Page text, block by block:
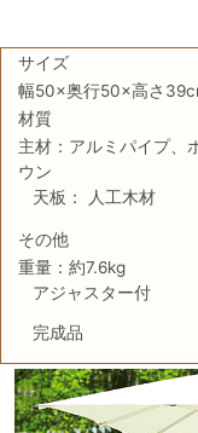
サイズ
幅50×奥行50×高さ
材質
主材：アルミパイプ、
ウン
天板： 人工木材
その他
重量：約7.6kg
アジャスター付
完成品